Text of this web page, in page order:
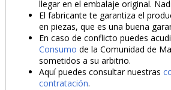
llegar en el embalaje original.
El fabricante te garantiza el
en piezas, que es una buena
En caso de conflicto puedes
Consumo de la Comunidad de
sometidos a su arbitrio.
Aquí puedes consultar nuestras
contratación.